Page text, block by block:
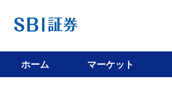
ホーム マーケット